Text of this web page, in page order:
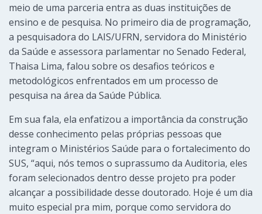
meio de uma parceria entra as duas instituições de
ensino e de pesquisa. No primeiro dia de programação,
a pesquisadora do LAIS/UFRN, servidora do Ministério
da Saúde e assessora parlamentar no Senado Federal,
Thaisa Lima, falou sobre os desafios teóricos e
metodológicos enfrentados em um processo de
pesquisa na área da Saúde Pública.
Em sua fala, ela enfatizou a importância da construção
desse conhecimento pelas próprias pessoas que
integram o Ministérios Saúde para o fortalecimento do
SUS, “aqui, nós temos o suprassumo da Auditoria, eles
foram selecionados dentro desse projeto pra poder
alcançar a possibilidade desse doutorado. Hoje é um dia
muito especial pra mim, porque como servidora do